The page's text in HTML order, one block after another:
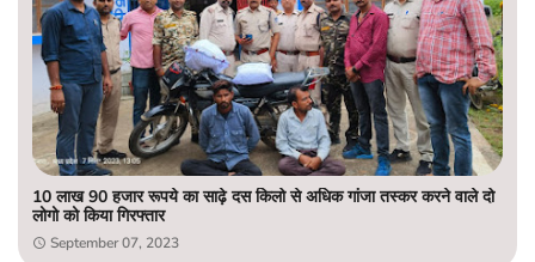
10 लाख 90 हजार रूपये का साढ़े दस किलो से अधिक गांजा तस्कर करने वाले दो
लोगो को किया गिरफ्तार
September 07, 2023